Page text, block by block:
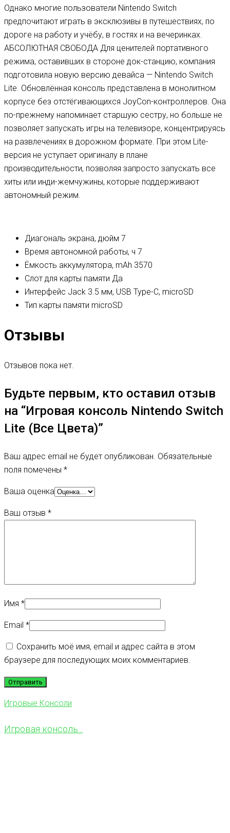
Однако многие пользователи Nintendo Switch
предпочитают играть в эксклюзивы в путешествиях, по
дороге на работу и учёбу, в гостях и на вечеринках.
АБСОЛЮТНАЯ СВОБОДА Для ценителей портативного
режима, оставивших в стороне док-станцию, компания
подготовила новую версию девайса — Nintendo Switch
Lite. Обновлённая консоль представлена в монолитном
корпусе без отстёгивающихся JoyCon-контроллеров. Она
по-прежнему напоминает старшую сестру, но больше не
позволяет запускать игры на телевизоре, концентрируясь
на развлечениях в дорожном формате. При этом Lite-
версия не уступает оригиналу в плане
производительности, позволяя запросто запускать все
хиты или инди-жемчужины, которые поддерживают
автономный режим.
Диагональ экрана, дюйм 7
Время автономной работы, ч 7
Ёмкость аккумулятора, mAh 3570
Слот для карты памяти Да
Интерфейс Jack 3.5 мм, USB Type-C, microSD
Тип карты памяти microSD
Отзывы
Отзывов пока нет.
Будьте первым, кто оставил отзыв
на “Игровая консоль Nintendo Switch
Lite (Все Цвета)”
Ваш адрес email не будет опубликован. Обязательные
поля помечены *
Ваша оценка
Ваш отзыв *
Имя *
Email *
Сохранить моё имя, email и адрес сайта в этом
браузере для последующих моих комментариев.
Игровые Консоли
Игровая консоль...